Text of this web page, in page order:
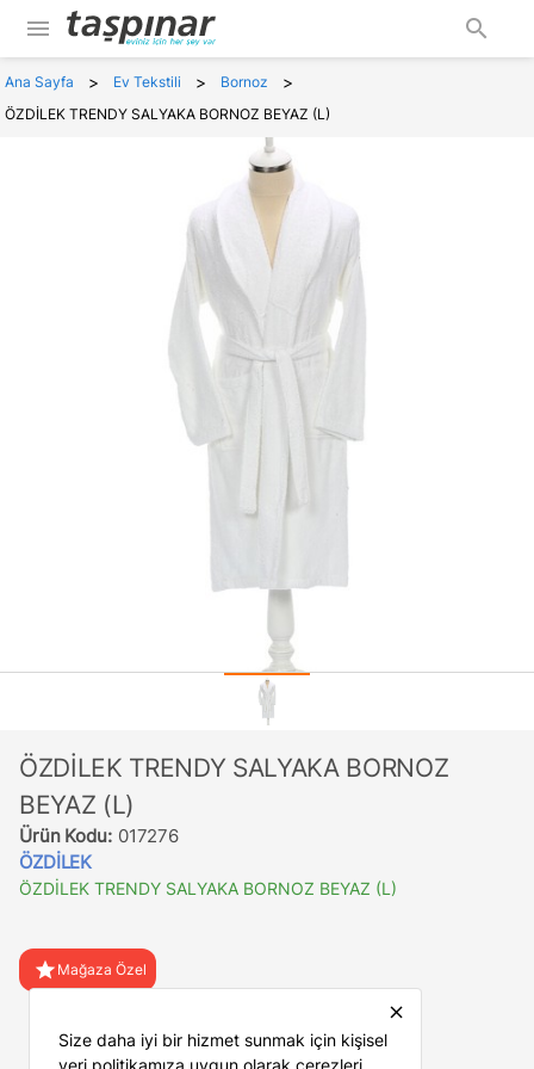
menu search
Ana Sayfa > Ev Tekstili > Bornoz >
ÖZDİLEK TRENDY SALYAKA BORNOZ BEYAZ (L)
ÖZDİLEK TRENDY SALYAKA BORNOZ
BEYAZ (L)
Ürün Kodu: 017276
ÖZDİLEK
ÖZDİLEK TRENDY SALYAKA BORNOZ BEYAZ (L)
star Mağaza Özel
close
Size daha iyi bir hizmet sunmak için kişisel
veri politikamıza uygun olarak çerezleri